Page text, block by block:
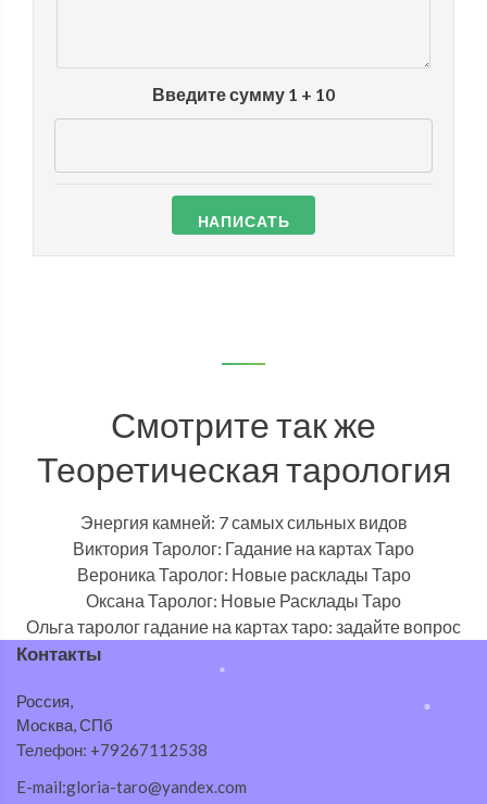
Введите сумму 1 + 10
Смотрите так же
Теоретическая тарология
Энергия камней: 7 самых сильных видов
Виктория Таролог: Гадание на картах Таро
Вероника Таролог: Новые расклады Таро
Оксана Таролог: Новые Расклады Таро
Ольга таролог гадание на картах таро: задайте вопрос
Контакты
Россия,
Москва, СПб
Телефон: +79267112538
E-mail:gloria-taro@yandex.com